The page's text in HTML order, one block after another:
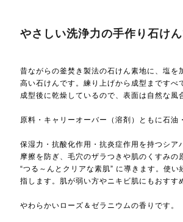
やさしい洗浄力の手作り石け
昔ながらの釜焚き製法の石けん素地に、塩を
高い石けんです。練り上げから成型まです
成型後に乾燥しているので、表面は自然な風
原料・キャリーオーバー（溶剤）ともに石油
保湿力・抗酸化作用・抗炎症作用を持つシ
摩擦を防ぎ、毛穴のザラつきや肌のくすみ
“つる～んとクリアな素肌” に導きます。使
指します。肌が弱い方やニキビ肌にもおすす
やわらかいローズ＆ゼラニウムの香りです。